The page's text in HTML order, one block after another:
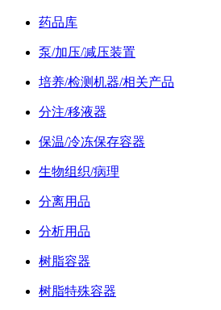
药品库
泵/加压/减压装置
培养/检测机器/相关产品
分注/移液器
保温/冷冻保存容器
生物组织/病理
分离用品
分析用品
树脂容器
树脂特殊容器